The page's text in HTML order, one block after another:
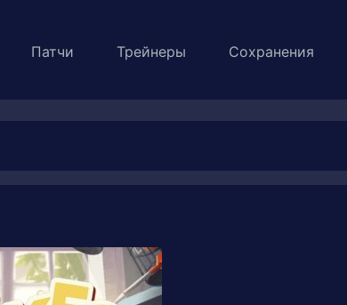
Патчи Трейнеры Сохранения